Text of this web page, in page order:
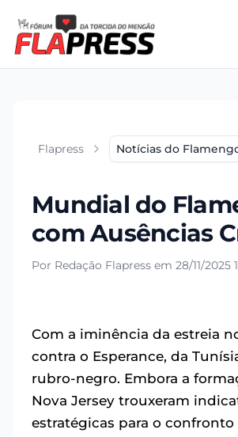
Flapress Notícias do
Mundial do
com Ausências
Por Redação Flapress em 28/11/2025
Com a iminência da estreia
contra o Esperance, da
rubro-negro. Embora a
Nova Jersey trouxeram
estratégicas para o confronto